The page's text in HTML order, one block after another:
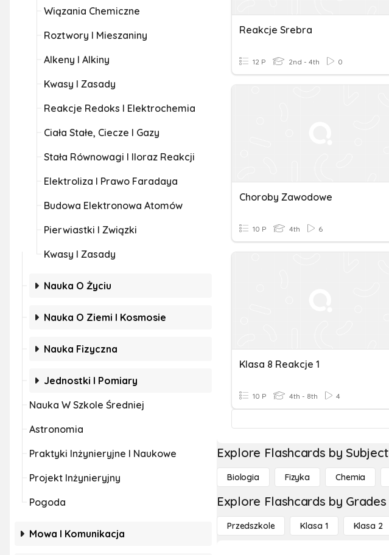
Wiązania Chemiczne
Roztwory I Mieszaniny
Alkeny I Alkiny
Kwasy I Zasady
Reakcje Redoks I Elektrochemia
Ciała Stałe, Ciecze I Gazy
Stała Równowagi I Iloraz Reakcji
Elektroliza I Prawo Faradaya
Budowa Elektronowa Atomów
Pierwiastki I Związki
Kwasy I Zasady
Nauka O Życiu
Nauka O Ziemi I Kosmosie
Nauka Fizyczna
Jednostki I Pomiary
Nauka W Szkole Średniej
Astronomia
Praktyki Inżynieryjne I Naukowe
Projekt Inżynieryjny
Pogoda
Mowa I Komunikacja
Reakcje Srebra
12 P 2nd - 4th 0
Choroby Zawodowe
10 P 4th 6
Klasa 8 Reakcje 1
10 P 4th - 8th 4
Explore Flashcards by Subject
Biologia Fizyka Chemia
Explore Flashcards by Grades
Przedszkole Klasa 1 Klasa 2